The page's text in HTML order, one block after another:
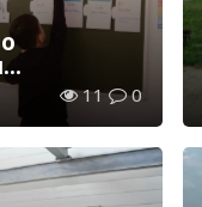
на
год
11 0